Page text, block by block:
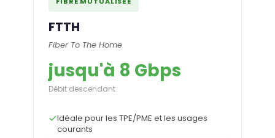
FTTH
Fiber To The Home
jusqu'à 8 Gbps
Débit descendant
Idéale pour les TPE/PME et les usages
courants